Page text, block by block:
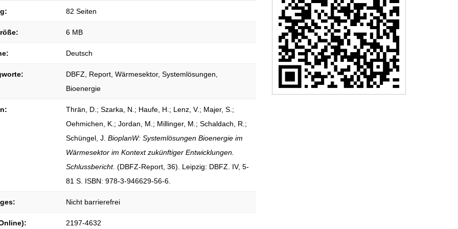
82 Seiten
6 MB
Deutsch
DBFZ, Report, Wärmesektor, Systemlösungen,
Bioenergie
Thrän, D.; Szarka, N.; Haufe, H.; Lenz, V.; Majer, S.;
Oehmichen, K.; Jordan, M.; Millinger, M.; Schaldach, R.;
Schüngel, J.BioplanW: Systemlösungen Bioenergie im
Wärmesektor im Kontext zukünftiger Entwicklungen.
Schlussbericht. (DBFZ-Report, 36). Leipzig: DBFZ. IV, 5-
81 S. ISBN: 978-3-946629-56-6.
Nicht barrierefrei
2197-4632